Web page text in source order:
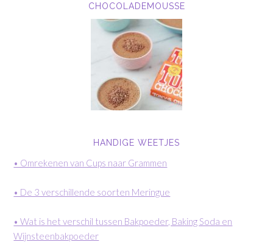
CHOCOLADEMOUSSE
HANDIGE WEETJES
• Omrekenen van Cups naar Grammen
• De 3 verschillende soorten Meringue
• Wat is het verschil tussen Bakpoeder, Baking Soda en
Wijnsteenbakpoeder